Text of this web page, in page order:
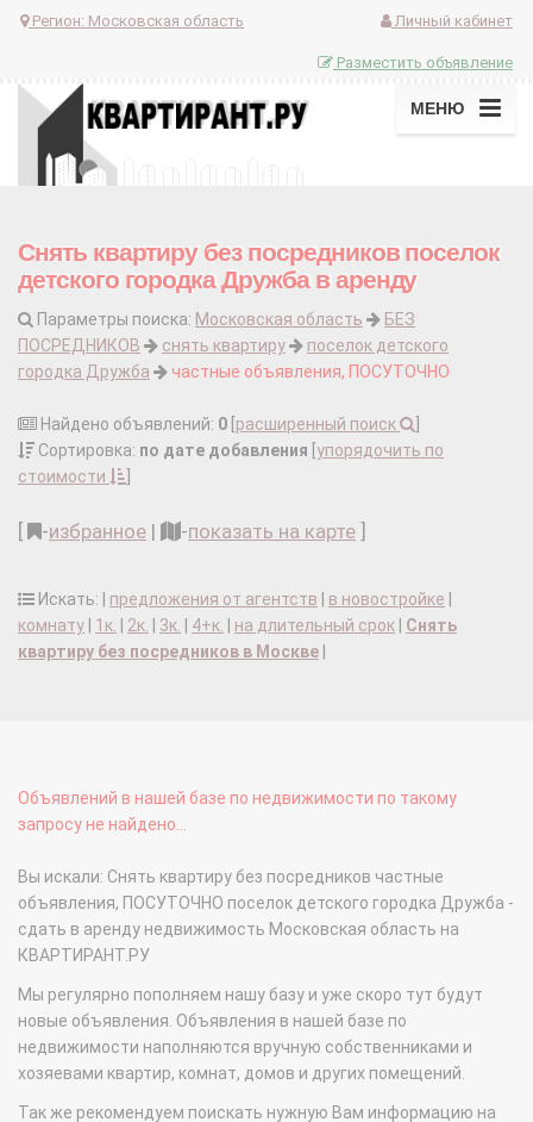
Регион: Московская область Личный кабинет
Разместить объявление
МЕНЮ
Снять квартиру без посредников поселок
детского городка Дружба в аренду
Параметры поиска: Московская область
БЕЗ
ПОСРЕДНИКОВ
снять квартиру
поселок детского
городка Дружба
частные объявления, ПОСУТОЧНО
Найдено объявлений: 0 расширенный поиск
Сортировка: по дате добавления упорядочить по
стоимости
-избранное | -показать на карте
Искать: | предложения от агентств в новостройке
комнату
1к. 2к. 3к. 4+к. на длительный срок
Снять
квартиру без посредников в Москве
Объявлений в нашей базе по недвижимости по такому
запросу не найдено...
Вы искали: Снять квартиру без посредников частные
объявления, ПОСУТОЧНО поселок детского городка Дружба -
сдать в аренду недвижимость Московская область на
КВАРТИРАНТ.РУ
Мы регулярно пополняем нашу базу и уже скоро тут будут
новые объявления. Объявления в нашей базе по
недвижимости наполняются вручную собственниками и
хозяевами квартир, комнат, домов и других помещений.
Так же рекомендуем поискать нужную Вам информацию на